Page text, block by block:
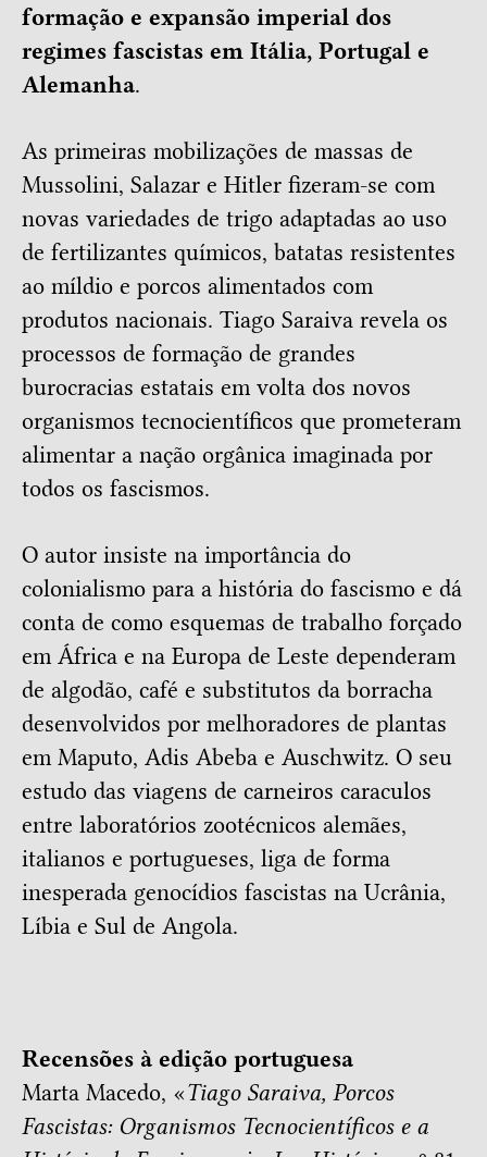
formação e expansão imperial dos
regimes fascistas em Itália, Portugal e
Alemanha.
As primeiras mobilizações de massas de
Mussolini, Salazar e Hitler fizeram-se com
novas variedades de trigo adaptadas ao uso
de fertilizantes químicos, batatas resistentes
ao míldio e porcos alimentados com
produtos nacionais. Tiago Saraiva revela os
processos de formação de grandes
burocracias estatais em volta dos novos
organismos tecnocientíficos que prometeram
alimentar a nação orgânica imaginada por
todos os fascismos.
O autor insiste na importância do
colonialismo para a história do fascismo e dá
conta de como esquemas de trabalho forçado
em África e na Europa de Leste dependeram
de algodão, café e substitutos da borracha
desenvolvidos por melhoradores de plantas
em Maputo, Adis Abeba e Auschwitz. O seu
estudo das viagens de carneiros caraculos
entre laboratórios zootécnicos alemães,
italianos e portugueses, liga de forma
inesperada genocídios fascistas na Ucrânia,
Líbia e Sul de Angola.
Recensões à edição portuguesa
Marta Macedo, «Tiago Saraiva, Porcos
Fascistas: Organismos Tecnocientíficos e a